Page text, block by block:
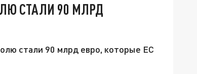
СТАЛИ 90 МЛРД
стали 90 млрд евро, которые ЕС